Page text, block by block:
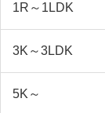
1R～1LDK
3K～3LDK
5K～